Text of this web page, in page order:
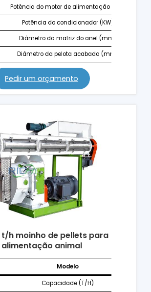
Potência do motor de alimentação (KW)
Potência do condicionador (KW)
Diâmetro da matriz do anel (mm)
Diâmetro da pelota acabada (mm)
Pedir um orçamento
h moinho de pellets para
alimentação animal
Modelo
Capacidade (T/H)